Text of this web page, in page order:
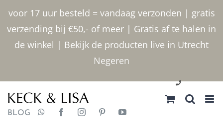
voor 17 uur besteld = vandaag verzonden | gratis
verzending bij €50,- of meer | Gratis af te halen in
de winkel | Bekijk de producten live in Utrecht
Negeren
Ga naar inhoud
030 2400000
BLOG